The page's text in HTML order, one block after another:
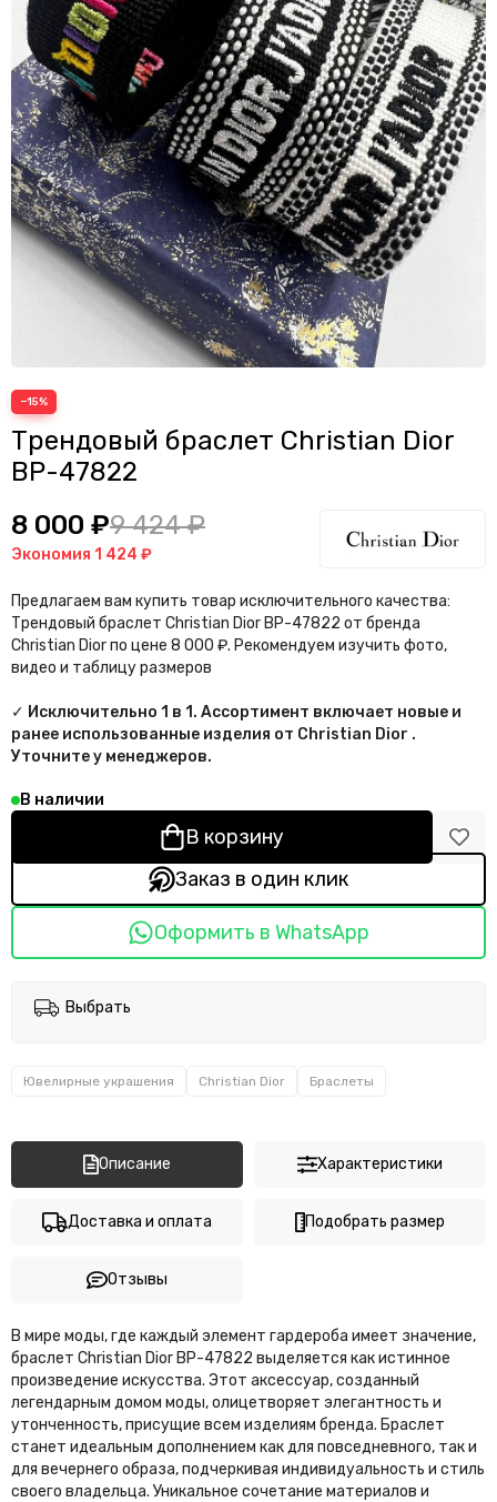
−15%
Трендовый браслет Christian Dior
BP-47822
8 000 ₽9 424 ₽
Экономия 1 424 ₽
Предлагаем вам купить товар исключительного качества:
Трендовый браслет Christian Dior BP-47822 от бренда
Christian Dior по цене 8 000 ₽. Рекомендуем изучить фото,
видео и таблицу размеров
✓ Исключительно 1 в 1. Ассортимент включает новые и
ранее использованные изделия от Christian Dior .
Уточните у менеджеров.
В наличии
В корзину
Заказ в один клик
Оформить в WhatsApp
Выбрать
Ювелирные украшения Christian Dior Браслеты
Описание Характеристики
Доставка и оплата Подобрать размер
Отзывы
В мире моды, где каждый элемент гардероба имеет значение,
браслет Christian Dior BP-47822 выделяется как истинное
произведение искусства. Этот аксессуар, созданный
легендарным домом моды, олицетворяет элегантность и
утонченность, присущие всем изделиям бренда. Браслет
станет идеальным дополнением как для повседневного, так и
для вечернего образа, подчеркивая индивидуальность и стиль
своего владельца. Уникальное сочетание материалов и